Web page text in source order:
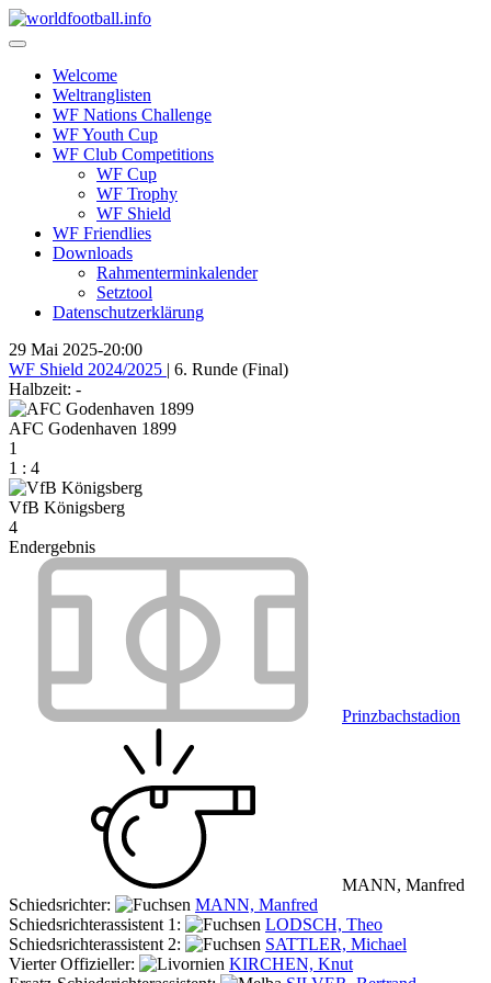
Skip
to
Welcome
Weltranglisten
WF Nations Challenge
WF Youth Cup
WF Club Competitions
WF Cup
WF Trophy
WF Shield
WF Friendlies
Downloads
Rahmenterminkalender
Setztool
Datenschutzerklärung
29 Mai 2025-20:00
WF Shield 2024/2025 | 6. Runde (Final)
Halbzeit: -
AFC Godenhaven 1899
1
1 : 4
VfB Königsberg
4
Endergebnis
Prinzbachstadion
MANN, Manfred
Schiedsrichter:
MANN, Manfred
Schiedsrichterassistent 1:
LODSCH, Theo
Schiedsrichterassistent 2:
SATTLER, Michael
Vierter Offizieller:
KIRCHEN, Knut